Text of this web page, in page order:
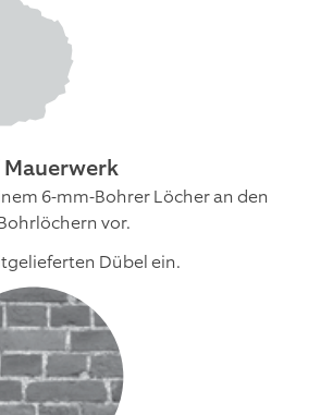
6-mm-Bohrer Löcher an den
vor.
Dübel ein.